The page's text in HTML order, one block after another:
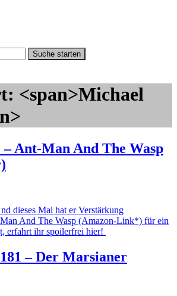
Suche starten
<span>Michael
Ant-Man And The Wasp
dieses Mal hat er Verstärkung
And The Wasp (Amazon-Link*) für ein
erfahrt ihr spoilerfrei hier!
– Der Marsianer